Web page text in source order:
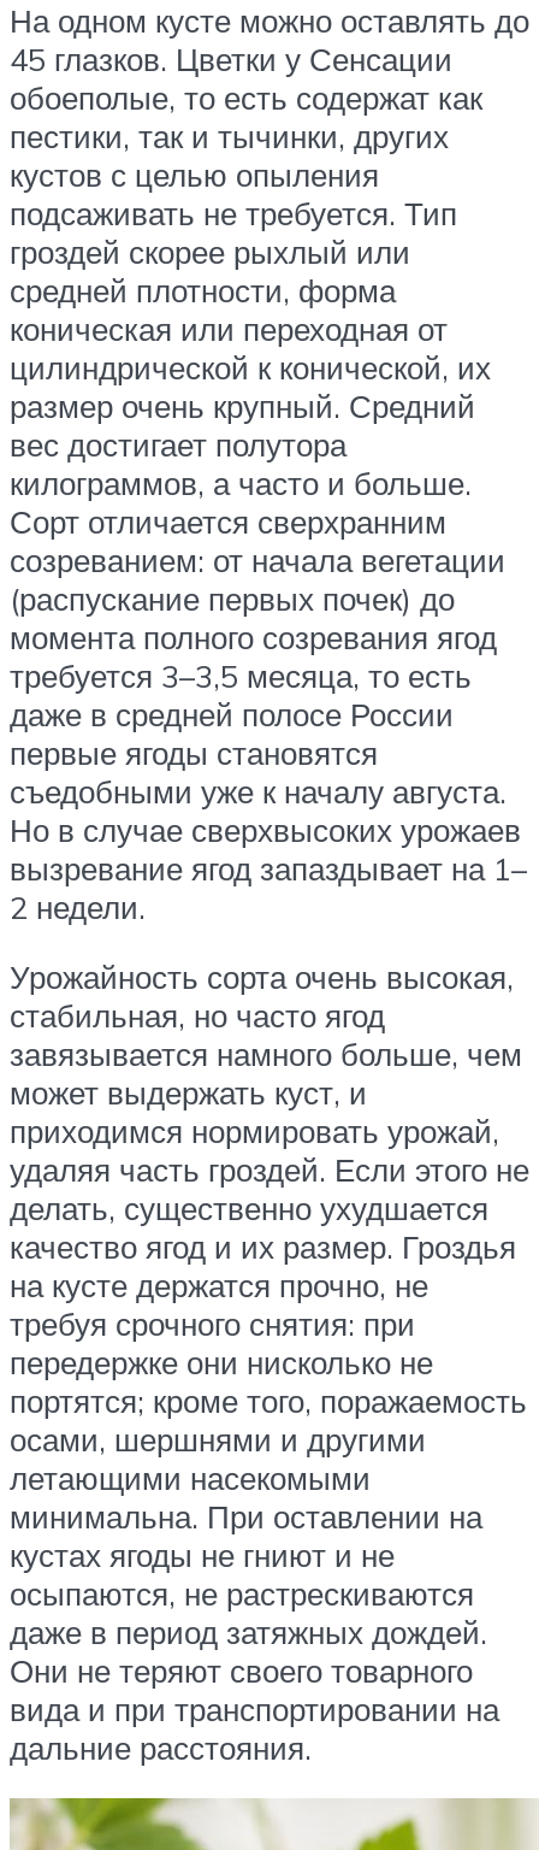
На одном кусте можно оставлять до
45 глазков. Цветки у Сенсации
обоеполые, то есть содержат как
пестики, так и тычинки, других
кустов с целью опыления
подсаживать не требуется. Тип
гроздей скорее рыхлый или
средней плотности, форма
коническая или переходная от
цилиндрической к конической, их
размер очень крупный. Средний
вес достигает полутора
килограммов, а часто и больше.
Сорт отличается сверхранним
созреванием: от начала вегетации
(распускание первых почек) до
момента полного созревания ягод
требуется 3–3,5 месяца, то есть
даже в средней полосе России
первые ягоды становятся
съедобными уже к началу августа.
Но в случае сверхвысоких урожаев
вызревание ягод запаздывает на 1–
2 недели.
Урожайность сорта очень высокая,
стабильная, но часто ягод
завязывается намного больше, чем
может выдержать куст, и
приходимся нормировать урожай,
удаляя часть гроздей. Если этого не
делать, существенно ухудшается
качество ягод и их размер. Гроздья
на кусте держатся прочно, не
требуя срочного снятия: при
передержке они нисколько не
портятся; кроме того, поражаемость
осами, шершнями и другими
летающими насекомыми
минимальна. При оставлении на
кустах ягоды не гниют и не
осыпаются, не растрескиваются
даже в период затяжных дождей.
Они не теряют своего товарного
вида и при транспортировании на
дальние расстояния.